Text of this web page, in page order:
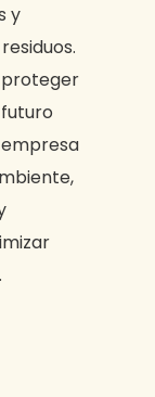
y
proteger